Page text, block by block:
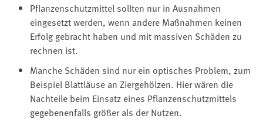
Pflanzenschutzmittel sollten nur in Ausnahmen
eingesetzt werden, wenn andere Maßnahmen keinen
Erfolg gebracht haben und mit massiven Schäden zu
rechnen ist.
Manche Schäden sind nur ein optisches Problem, zum
Beispiel Blattläuse an Ziergehölzen. Hier wären die
Nachteile beim Einsatz eines Pflanzenschutzmittels
gegebenenfalls größer als der Nutzen.